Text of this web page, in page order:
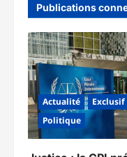
Publications
Actualité Exclusif
Politique